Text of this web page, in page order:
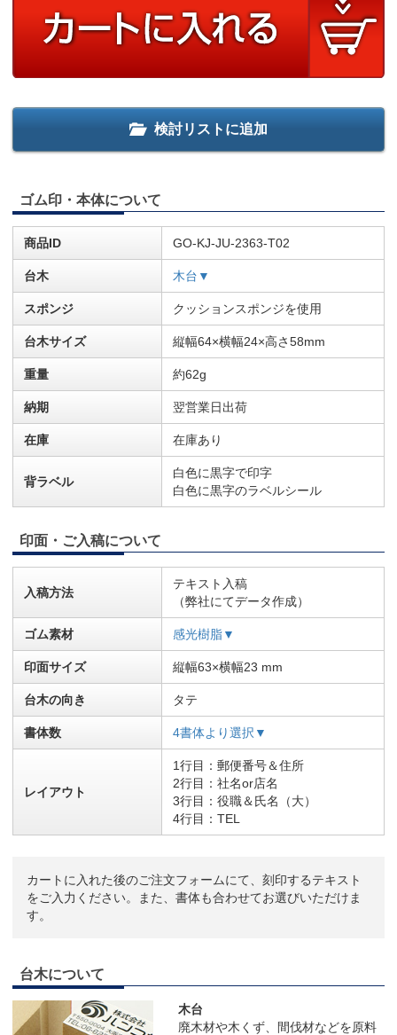
検討リストに追加
ゴム印・本体について
商品ID GO-KJ-JU-2363-T02
台木 木台▼
スポンジ クッションスポンジを使用
台木サイズ 縦幅64×横幅24×高さ58mm
重量 約62g
納期 翌営業日出荷
在庫 在庫あり
背ラベル
白色に黒字で印字
白色に黒字のラベルシール
印面・ご入稿について
入稿方法
テキスト入稿
（弊社にてデータ作成）
ゴム素材 感光樹脂▼
印面サイズ 縦幅63×横幅23 mm
台木の向き タテ
書体数 4書体より選択▼
レイアウト
1行目：郵便番号＆住所
2行目：社名or店名
3行目：役職＆氏名（大）
4行目：TEL
カートに入れた後のご注文フォームにて、刻印するテキスト
をご入力ください。また、書体も合わせてお選びいただけま
す。
台木について
木台
廃木材や木くず、間伐材などを原料